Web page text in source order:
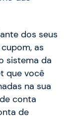
dos seus
as
sistema da
que você
na sua
conta
de